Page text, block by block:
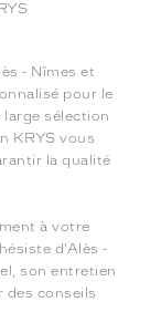
- Nîmes et
pour le
sélection
KRYS vous
la qualité
à votre
d'Alès -
son entretien
des conseils